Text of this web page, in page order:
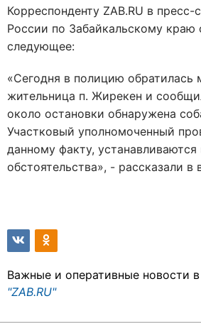
Корреспонденту ZAB.RU в
России по Забайкальскому краю
следующее:
«Сегодня в полицию обратилась
жительница п. Жирекен и
около остановки обнаружена
Участковый уполномоченный
данному факту, устанавливаются
обстоятельства», - рассказали в
Важные и оперативные новости
"ZAB.RU"